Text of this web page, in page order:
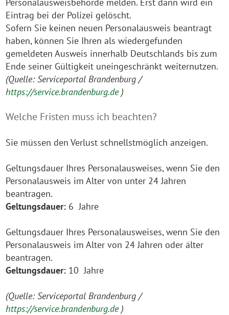
Eintrag bei der Polizei gelöscht.
Sofern Sie keinen neuen Personalausweis beantragt
haben, können Sie Ihren als wiedergefunden
gemeldeten Ausweis innerhalb Deutschlands bis zum
Ende seiner Gültigkeit uneingeschränkt weiternutzen.
(Quelle: Serviceportal Brandenburg /
https://service.brandenburg.de)
Welche Fristen muss ich beachten?
Sie müssen den Verlust schnellstmöglich anzeigen.
Geltungsdauer Ihres Personalausweises, wenn Sie den
Personalausweis im Alter von unter 24 Jahren
beantragen.
Geltungsdauer: 6 Jahre
Geltungsdauer Ihres Personalausweises, wenn Sie den
Personalausweis im Alter von 24 Jahren oder älter
beantragen.
Geltungsdauer: 10 Jahre
(Quelle: Serviceportal Brandenburg /
https://service.brandenburg.de)